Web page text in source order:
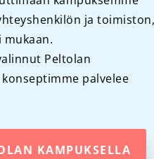
ja toimiston,
Peltolan
palvelee
KAMPUKSELLA